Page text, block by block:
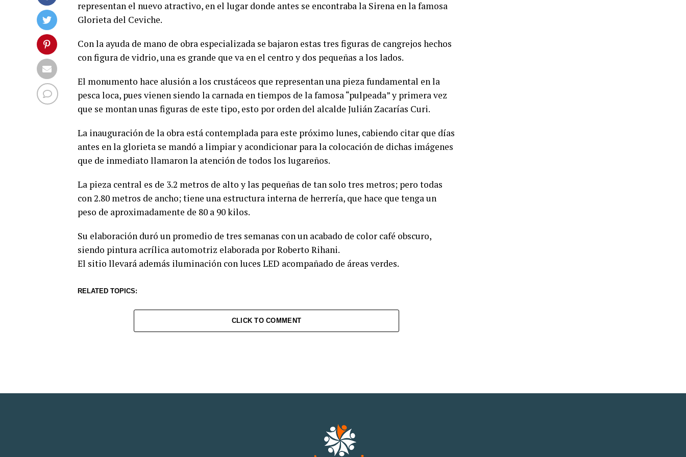
representan el nuevo atractivo, en el lugar donde antes se encontraba la Sirena en la famosa
Glorieta del Ceviche.
Con la ayuda de mano de obra especializada se bajaron estas tres figuras de cangrejos hechos
con figura de vidrio, una es grande que va en el centro y dos pequeñas a los lados.
El monumento hace alusión a los crustáceos que representan una pieza fundamental en la
pesca loca, pues vienen siendo la carnada en tiempos de la famosa “pulpeada” y primera vez
que se montan unas figuras de este tipo, esto por orden del alcalde Julián Zacarías Curi.
La inauguración de la obra está contemplada para este próximo lunes, cabiendo citar que días
antes en la glorieta se mandó a limpiar y acondicionar para la colocación de dichas imágenes
que de inmediato llamaron la atención de todos los lugareños.
La pieza central es de 3.2 metros de alto y las pequeñas de tan solo tres metros; pero todas
con 2.80 metros de ancho; tiene una estructura interna de herrería, que hace que tenga un
peso de aproximadamente de 80 a 90 kilos.
Su elaboración duró un promedio de tres semanas con un acabado de color café obscuro,
siendo pintura acrílica automotriz elaborada por Roberto Rihani.
El sitio llevará además iluminación con luces LED acompañado de áreas verdes.
RELATED TOPICS:
CLICK TO COMMENT